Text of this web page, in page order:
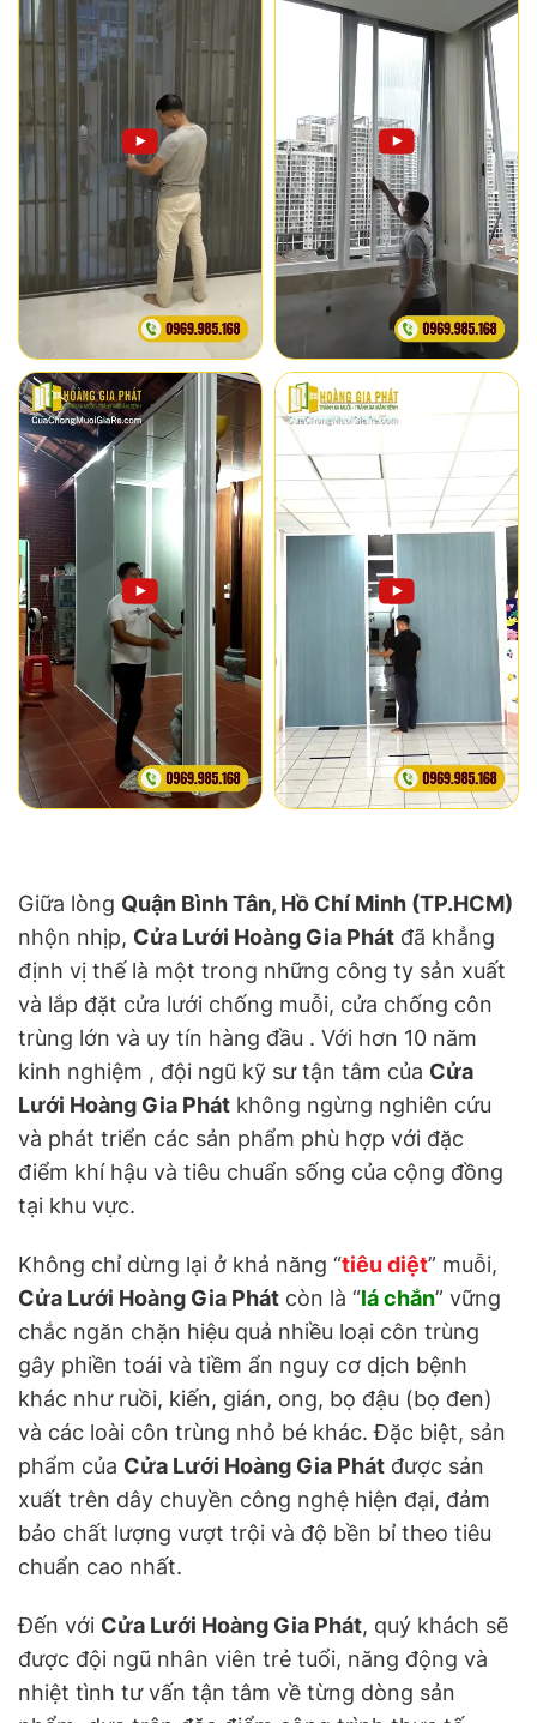
Giữa lòng Quận Bình Tân, Hồ Chí Minh (TP.HCM)
nhộn nhịp, Cửa Lưới Hoàng Gia Phát đã khẳng
định vị thế là một trong những công ty sản xuất
và lắp đặt cửa lưới chống muỗi, cửa chống côn
trùng lớn và uy tín hàng đầu . Với hơn 10 năm
kinh nghiệm , đội ngũ kỹ sư tận tâm của Cửa
Lưới Hoàng Gia Phát không ngừng nghiên cứu
và phát triển các sản phẩm phù hợp với đặc
điểm khí hậu và tiêu chuẩn sống của cộng đồng
tại khu vực.
Không chỉ dừng lại ở khả năng “tiêu diệt” muỗi,
Cửa Lưới Hoàng Gia Phát còn là “lá chắn” vững
chắc ngăn chặn hiệu quả nhiều loại côn trùng
gây phiền toái và tiềm ẩn nguy cơ dịch bệnh
khác như ruồi, kiến, gián, ong, bọ đậu (bọ đen)
và các loài côn trùng nhỏ bé khác. Đặc biệt, sản
phẩm của Cửa Lưới Hoàng Gia Phát được sản
xuất trên dây chuyền công nghệ hiện đại, đảm
bảo chất lượng vượt trội và độ bền bỉ theo tiêu
chuẩn cao nhất.
Đến với Cửa Lưới Hoàng Gia Phát, quý khách sẽ
được đội ngũ nhân viên trẻ tuổi, năng động và
nhiệt tình tư vấn tận tâm về từng dòng sản